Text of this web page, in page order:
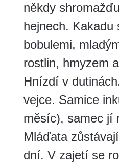
někdy
hejnech. Kakadu
bobulemi,
rostlin, hmyzem
Hnízdí v
vejce. Samice
měsíc), samec jí
Mláďata
dní. V zajetí se